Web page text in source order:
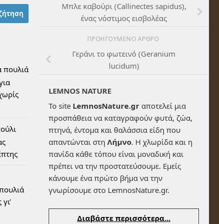
Μπλε καβούρι (Callinectes sapidus),
ένας νόστιμος εισβολέας
ΠΡΟΗΓΟΎΜΕΝΟ ΆΡΘΡΟ
Γεράνι το φωτεινό (Geranium
lucidum)
LEMNOS NATURE
Το site LemnosNature.gr αποτελεί μια
προσπάθεια να καταγραφούν φυτά, ζώα,
πτηνά, έντομα και θαλάσσια είδη που
απαντώνται στη Λήμνο. Η χλωρίδα και η
πανίδα κάθε τόπου είναι μοναδική και
πρέπει να την προστατεύσουμε. Εμείς
κάνουμε ένα πρώτο βήμα να την
γνωρίσουμε στο LemnosNature.gr.
Διαβάστε περισσότερα...
πουλιά